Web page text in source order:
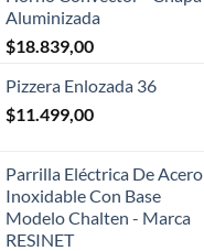
Aluminizada
$18.839,00
Pizzera Enlozada 36
$11.499,00
Parrilla Eléctrica De Acero
Inoxidable Con Base
Modelo Chalten - Marca
RESINET